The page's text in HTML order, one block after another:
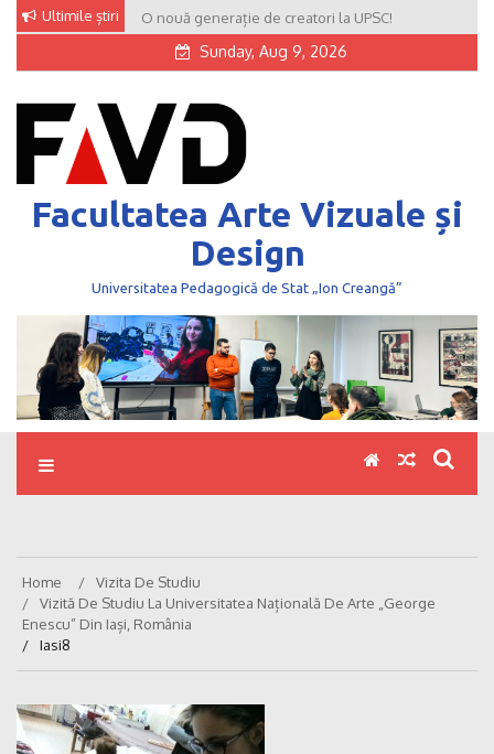
Skip
content
Ultimile știri O nouă generație de creatori la UPSC!
Sunday, Aug 9, 2026
Facultatea Arte Vizuale și
Design
Universitatea Pedagogică de Stat „Ion Creangă”
Home
Vizita De Studiu
Vizită De Studiu La Universitatea Națională De Arte „George
Enescu” Din Iași, România
Iasi8